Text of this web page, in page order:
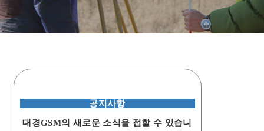
공지사항
대경GSM의 새로운 소식을 접할 수 있습니